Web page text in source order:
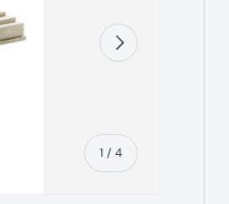
1 /de
4
Suivant